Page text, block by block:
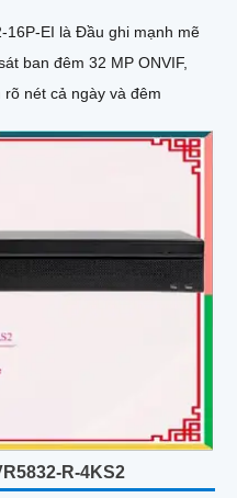
16P-EI là Đầu ghi mạnh mẽ
nét cả ngày và đêm
R-4KS2